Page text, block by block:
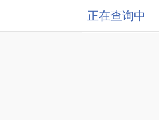
正在查询中